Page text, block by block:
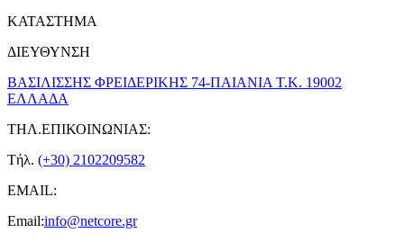
ΚΑΤΑΣΤΗΜΑ
ΔΙΕΥΘΥΝΣΗ
ΒΑΣΙΛΙΣΣΗΣ ΦΡΕΙΔΕΡΙΚΗΣ 74-ΠΑΙΑΝΙΑ Τ.Κ. 19002
ΕΛΛΑΔΑ
ΤΗΛ.ΕΠΙΚΟΙΝΩΝΙΑΣ:
Τήλ. (+30) 2102209582
EMAIL:
Email:info@netcore.gr